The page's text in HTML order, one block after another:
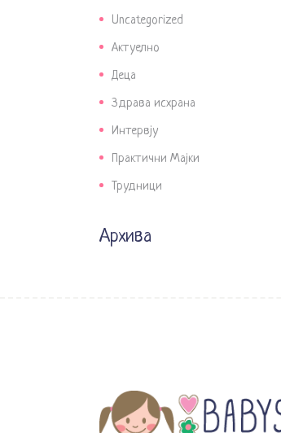
Uncategorized
Актуелно
Деца
Здрава исхрана
Интервју
Практични Мајки
Трудници
Архива